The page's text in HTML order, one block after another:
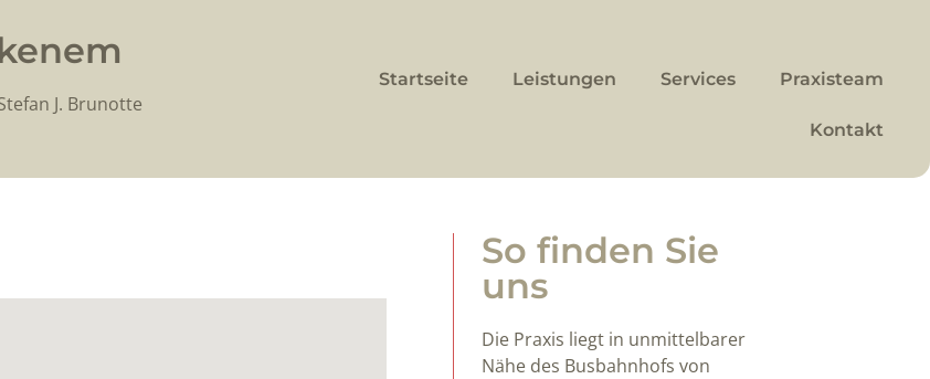
J. Brunotte
Startseite Leistungen Services Praxisteam
Kontakt
So finden Sie
uns
Die Praxis liegt in unmittelbarer
Nähe des Busbahnhofs von